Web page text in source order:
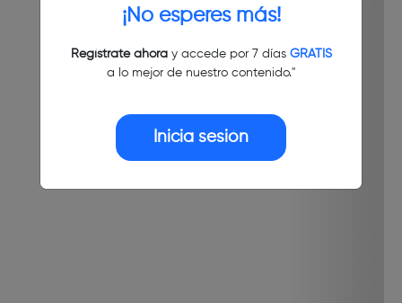
¡No esperes más!
Regístrate ahoray accede por 7 días GRATIS
a lo mejor de nuestro contenido."
Inicia sesión